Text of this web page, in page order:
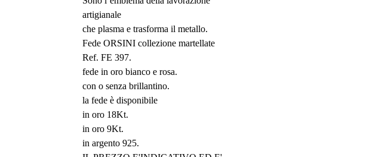
artigianale
che plasma e trasforma il metallo.
Fede ORSINI collezione martellate
Ref. FE 397.
fede in oro bianco e rosa.
con o senza brillantino.
la fede è disponibile
in oro 18Kt.
in oro 9Kt.
in argento 925.